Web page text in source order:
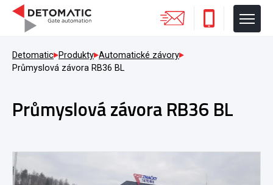
Detomatic Produkty Automatické závory
Průmyslová závora RB36 BL
Průmyslová závora RB36 BL